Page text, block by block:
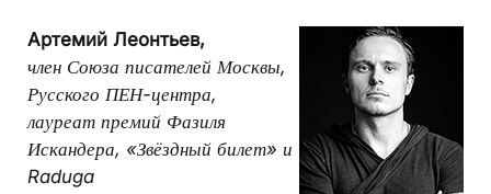
Артемий Леонтьев,
член Союза писателей Москвы,
Русского ПЕН-центра,
лауреат премий Фазиля
Искандера, «Звёздный билет» и
Raduga